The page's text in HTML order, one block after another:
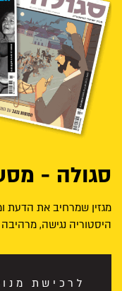
סגולה -
מגזין שמרחיב את הדעת
היסטוריה נגישה,
לרכישת